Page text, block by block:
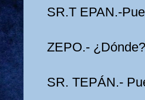
SR.T EPAN.-
ZEPO.- ¿Dónde?
SR. TEPÁN.-